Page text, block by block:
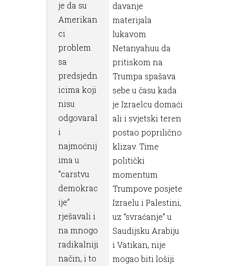
je da su
Amerikan
ci
problem
sa
predsjedn
icima koji
nisu
odgovaral
i
najmoćnij
ima u
“carstvu
demokrac
ije”
rješavali i
na mnogo
radikalniji
način, i to
davanje
materijala
lukavom
Netanyahuu da
pritiskom na
Trumpa spašava
sebe u času kada
je Izraelcu domaći
ali i svjetski teren
postao poprilično
klizav. Time
politički
momentum
Trumpove posjete
Izraelu i Palestini,
uz “svraćanje” u
Saudijsku Arabiju
i Vatikan, nije
mogao biti lošiji